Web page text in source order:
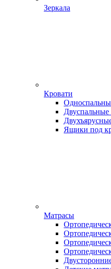
Зеркала
Кровати
Двуспальные
Ящики под
Матрасы